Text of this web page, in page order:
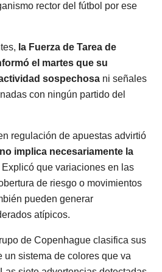
rector del fútbol por ese
la Fuerza de Tarea de
el martes que su
sospechosa ni señales
con ningún partido del
regulación de apuestas advirtió
no implica necesariamente la
Explicó que variaciones en las
de riesgo o movimientos
pueden generar
atípicos.
de Copenhague clasifica sus
un sistema de colores que va